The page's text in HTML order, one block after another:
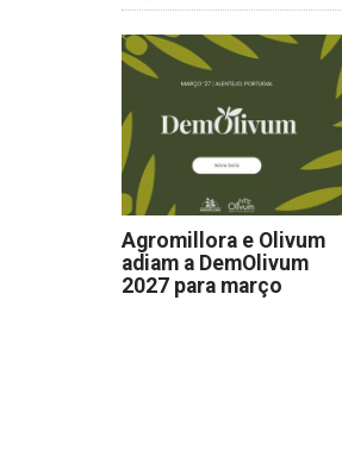
Agromillora e Olivum
adiam a DemOlivum
2027 para março